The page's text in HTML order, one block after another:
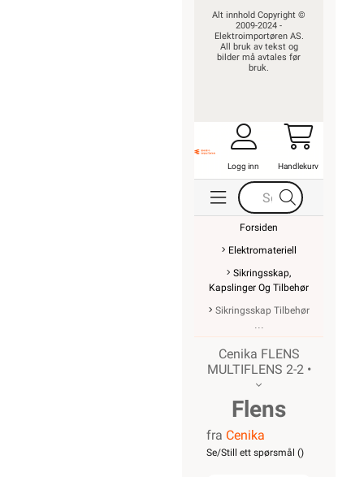
Alt innhold Copyright ©
2009-2024 -
Elektroimportøren AS.
All bruk av tekst og
bilder må avtales før
bruk.
Logg inn Handlekurv
Forsiden
Elektromateriell
Sikringsskap,
Kapslinger Og Tilbehør
Sikringsskap Tilbehør
Cenika FLENS
MULTIFLENS 2-2 •
Flens
Multiflens
fra Cenika
Se/Still ett spørsmål ()